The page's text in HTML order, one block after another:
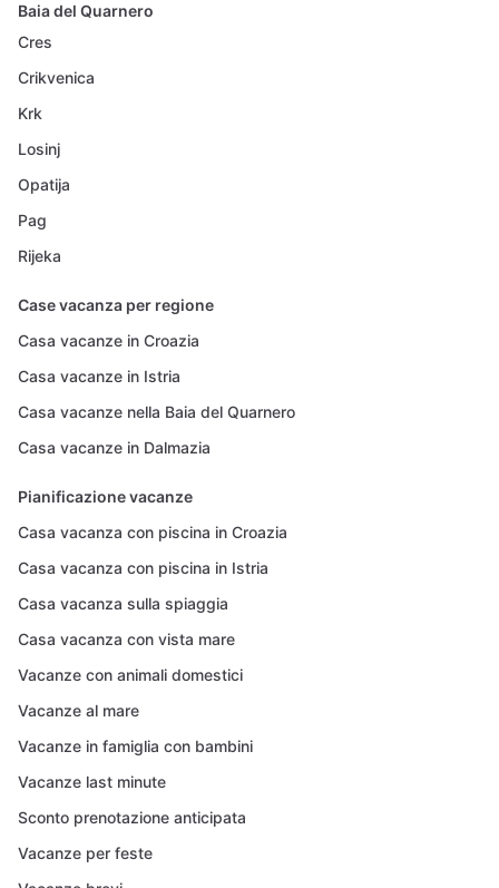
Baia del Quarnero
Cres
Crikvenica
Krk
Losinj
Opatija
Pag
Rijeka
Case vacanza per regione
Casa vacanze in Croazia
Casa vacanze in Istria
Casa vacanze nella Baia del Quarnero
Casa vacanze in Dalmazia
Pianificazione vacanze
Casa vacanza con piscina in Croazia
Casa vacanza con piscina in Istria
Casa vacanza sulla spiaggia
Casa vacanza con vista mare
Vacanze con animali domestici
Vacanze al mare
Vacanze in famiglia con bambini
Vacanze last minute
Sconto prenotazione anticipata
Vacanze per feste